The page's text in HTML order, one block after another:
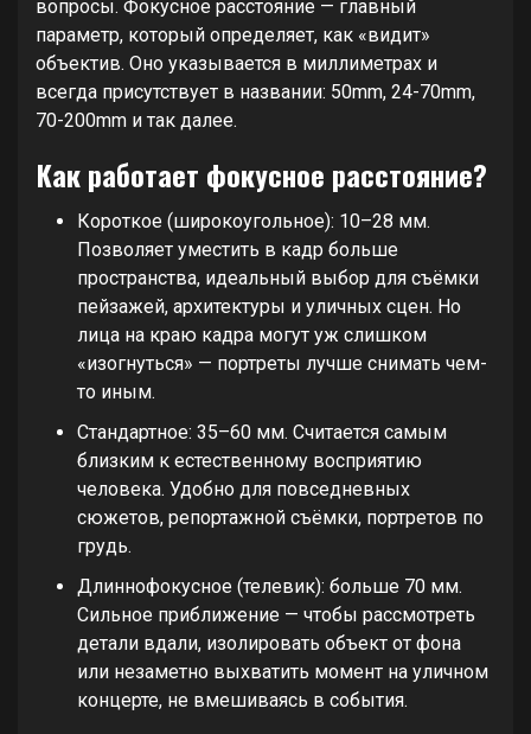
вопросы. Фокусное расстояние — главный
параметр, который определяет, как «видит»
объектив. Оно указывается в миллиметрах и
всегда присутствует в названии: 50mm, 24-70mm,
70-200mm и так далее.
Как работает фокусное расстояние?
Короткое (широкоугольное): 10–28 мм.
Позволяет уместить в кадр больше
пространства, идеальный выбор для съёмки
пейзажей, архитектуры и уличных сцен. Но
лица на краю кадра могут уж слишком
«изогнуться» — портреты лучше снимать чем-
то иным.
Стандартное: 35–60 мм. Считается самым
близким к естественному восприятию
человека. Удобно для повседневных
сюжетов, репортажной съёмки, портретов по
грудь.
Длиннофокусное (телевик): больше 70 мм.
Сильное приближение — чтобы рассмотреть
детали вдали, изолировать объект от фона
или незаметно выхватить момент на уличном
концерте, не вмешиваясь в события.